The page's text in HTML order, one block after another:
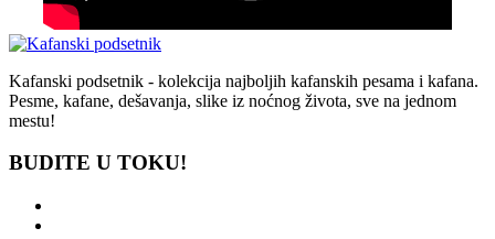
Kafanski podsetnik - kolekcija najboljih kafanskih pesama i kafana.
Pesme, kafane, dešavanja, slike iz noćnog života, sve na jednom
mestu!
BUDITE U TOKU!